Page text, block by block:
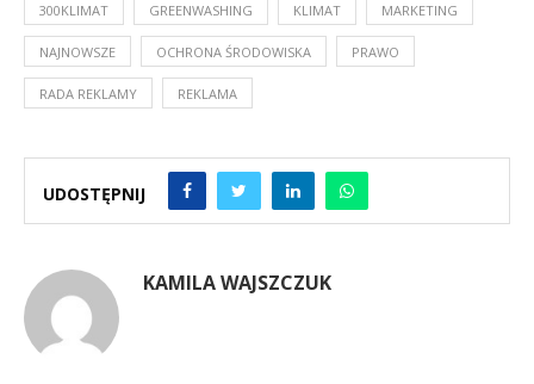
300KLIMAT GREENWASHING KLIMAT MARKETING
NAJNOWSZE OCHRONA ŚRODOWISKA PRAWO
RADA REKLAMY REKLAMA
UDOSTĘPNIJ
KAMILA WAJSZCZUK